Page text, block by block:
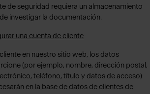
de seguridad requiera un almacenamiento
investigar la documentación.
una cuenta de cliente
en nuestro sitio web, los datos
(por ejemplo, nombre, dirección postal,
teléfono, título y datos de acceso)
en la base de datos de clientes de